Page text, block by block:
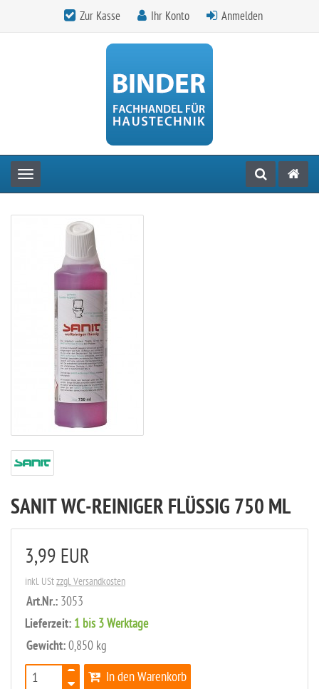
Zur Kasse Ihr Konto Anmelden
Toggle navigation
SANIT WC-REINIGER FLÜSSIG 750 ML
3,99 EUR
inkl. UStzzgl. Versandkosten
Art.Nr.: 3053
Lieferzeit: 1 bis 3 Werktage
Gewicht: 0,850 kg
In den Warenkorb